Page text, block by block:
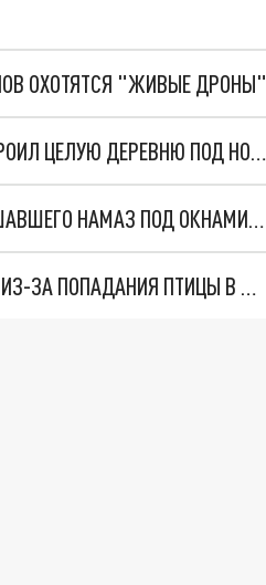
ОХОТЯТСЯ "ЖИВЫЕ ДРОНЫ"
"ВОЛОКУТ ВСЁ ПОДРЯД": ЦЫГАНСКИЙ ТАБОР НЕЗАКОННО ПОСТРОИЛ ЦЕЛУЮ ДЕРЕВНЮ ПОД НОВОСИБИРСКОМ
ЖИТЕЛИ ЦЕНТРА НОВОСИБИРСКА ЗАМЕТИЛИ МУЖЧИНУ, СОВЕРШАВШЕГО НАМАЗ ПОД ОКНАМИ ЖИЛОГО ДОМА
САМОЛЕТ ИЗ НОВОКУЗНЕЦКА ЭКСТРЕННО СЕЛ В НОВОСИБИРСКЕ ИЗ-ЗА ПОПАДАНИЯ ПТИЦЫ В ФЮЗЕЛЯЖ